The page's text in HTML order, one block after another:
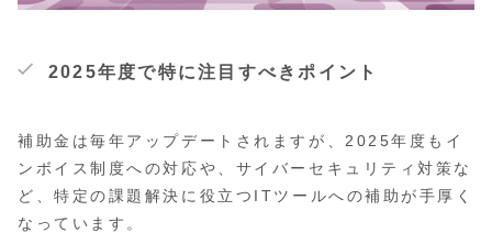
2025年度で特に注目すべきポイント
補助金は毎年アップデートされますが、2025年度もイ
ンボイス制度への対応や、サイバーセキュリティ対策な
ど、特定の課題解決に役立つITツールへの補助が手厚く
なっています。